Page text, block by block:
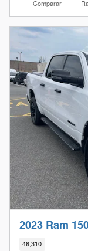
Comparar
2023 Ram
46,310